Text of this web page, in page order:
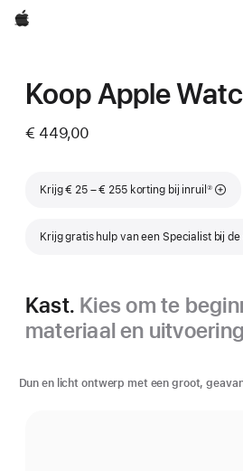
Apple
Koop Apple
€ 449,00
Krijg € 25 – € 255 korting bij inruil
Voetnoot
②
Krijg gratis hulp van een Specialist bij
Kast. Kies om te
materiaal en
Dun en licht ontwerp met een groot,